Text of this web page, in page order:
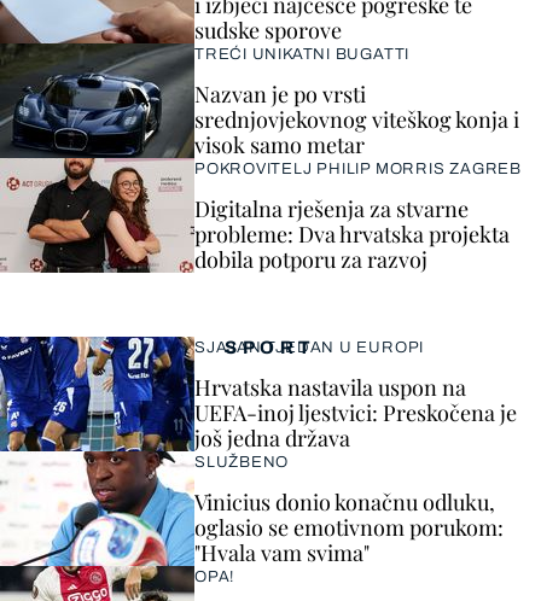
SPORT
SJAJAN TJEDAN U EUROPI
Hrvatska nastavila uspon na
UEFA-inoj ljestvici: Preskočena je
još jedna država
SLUŽBENO
Vinicius donio konačnu odluku,
oglasio se emotivnom porukom:
"Hvala vam svima"
OPA!
sudske sporove
TREĆI UNIKATNI BUGATTI
Nazvan je po vrsti
srednjovjekovnog viteškog konja i
visok samo metar
POKROVITELJ PHILIP MORRIS ZAGREB
Digitalna rješenja za stvarne
probleme: Dva hrvatska projekta
dobila potporu za razvoj